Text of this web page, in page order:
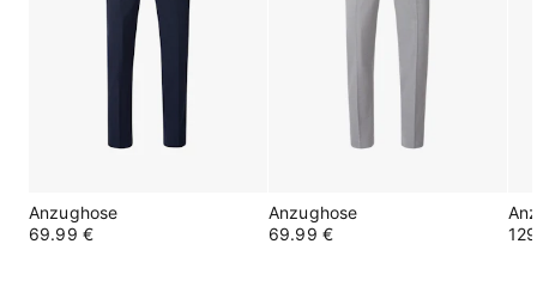
Anzughose
69.99 €
Anzughose
69.99 €